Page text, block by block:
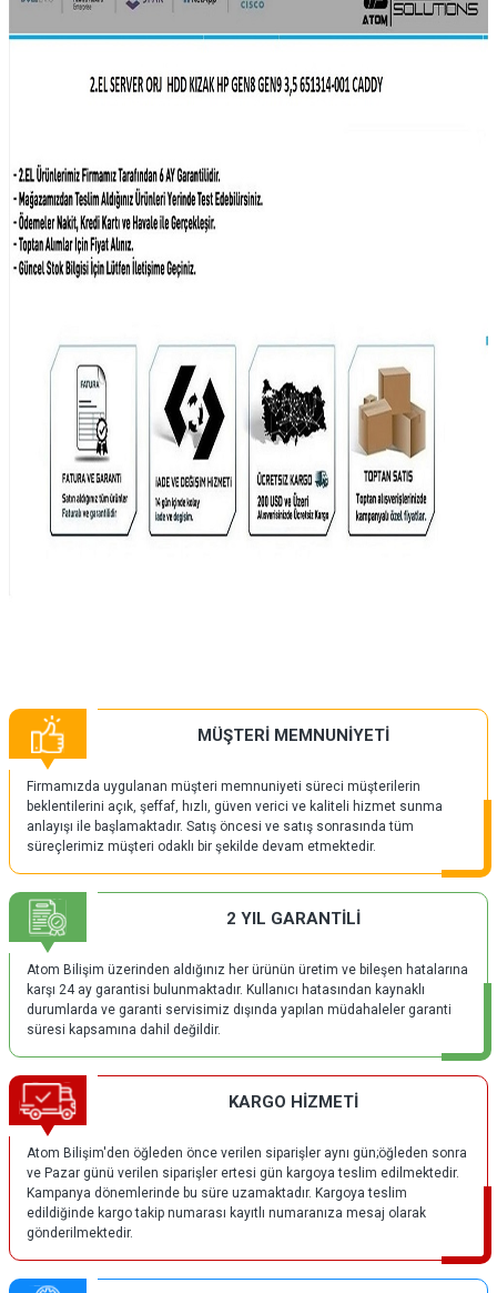
MÜŞTERİ MEMNUNİYETİ
Firmamızda uygulanan müşteri memnuniyeti süreci müşterilerin
beklentilerini açık, şeffaf, hızlı, güven verici ve kaliteli hizmet sunma
anlayışı ile başlamaktadır. Satış öncesi ve satış sonrasında tüm
süreçlerimiz müşteri odaklı bir şekilde devam etmektedir.
2 YIL GARANTİLİ
Atom Bilişim üzerinden aldığınız her ürünün üretim ve bileşen hatalarına
karşı 24 ay garantisi bulunmaktadır. Kullanıcı hatasından kaynaklı
durumlarda ve garanti servisimiz dışında yapılan müdahaleler garanti
süresi kapsamına dahil değildir.
KARGO HİZMETİ
Atom Bilişim'den öğleden önce verilen siparişler aynı gün;öğleden sonra
ve Pazar günü verilen siparişler ertesi gün kargoya teslim edilmektedir.
Kampanya dönemlerinde bu süre uzamaktadır. Kargoya teslim
edildiğinde kargo takip numarası kayıtlı numaranıza mesaj olarak
gönderilmektedir.